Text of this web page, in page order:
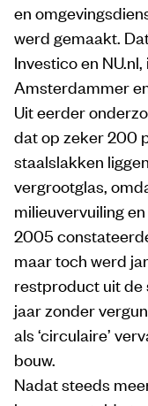
en
werd gemaakt.
Investico en
Amsterdammer
Uit eerder
dat op zeker 200
staalslakken
vergrootglas,
milieuvervuiling
2005
maar toch werd
restproduct uit
jaar zonder
als ‘circulaire’
bouw.
Nadat steeds